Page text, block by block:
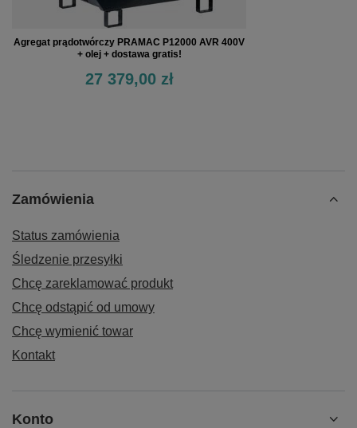
Agregat prądotwórczy PRAMAC P12000 AVR 400V
+ olej + dostawa gratis!
27 379,00 zł
Zamówienia
Status zamówienia
Śledzenie przesyłki
Chcę zareklamować produkt
Chcę odstąpić od umowy
Chcę wymienić towar
Kontakt
Konto